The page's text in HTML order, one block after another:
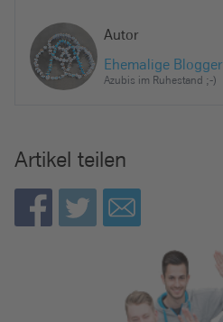
Autor
Ehemalige Blogger
Azubis im Ruhestand ;-)
Artikel teilen